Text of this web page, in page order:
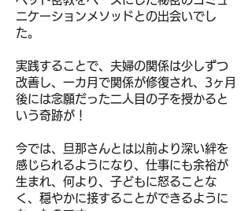
ニケーションメソッド との出会いでし
た。
実践することで、夫婦の関係は少しずつ
改善し、 一カ月で関係が修復され、 3ヶ月
後には念願だった二人目の子を授かると
いう奇跡が！
今では、旦那さんとは以前より深い絆を
感じられるようになり、 仕事にも余裕が
生まれ、何より、子どもに怒ることな
く、 穏やかに接することができるように